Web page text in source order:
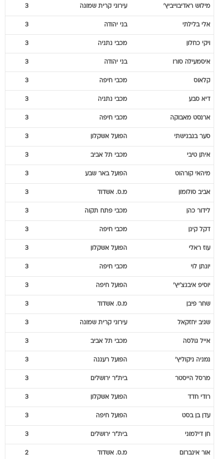
מילוש ראדיבוייביץ' עירוני קרית שמונה 3
אלי בלילתי בני יהודה 3
ויקי כחלון מכבי נתניה 3
איסמעילה סורו בני יהודה 3
קלאוס מכבי חיפה 3
דיא סבע מכבי נתניה 3
ארנסט מאבוקה מכבי חיפה 3
סער בנבנישתי הפועל אשקלון 3
איתן טיבי מכבי תל אביב 3
מיהאי קורהוט הפועל באר שבע 3
אביב סולומון מ.ס. אשדוד 3
לידור כהן מכבי פתח תקוה 3
דקל קינן מכבי חיפה 3
עוז ראלי הפועל אשקלון 3
יונתן לוי מכבי חיפה 3
יוסיפ איבנצ'יץ' הפועל חיפה 3
שחר פיבן מ.ס. אשדוד 3
שגיב יחזקאל עירוני קרית שמונה 3
אייל גולסה מכבי תל אביב 3
נמניה ניקוליץ' הפועל רעננה 3
מרסל הייסטר בית"ר ירושלים 3
רודי חדד הפועל אשקלון 3
עדן בן בסט הפועל חיפה 3
חן דילמוני בית"ר ירושלים 3
אור אינברום מ.ס. אשדוד 2